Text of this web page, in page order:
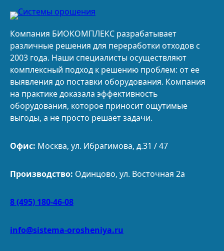
Компания БИОКОМПЛЕКС разрабатывает
различные решения для переработки отходов с
2003 года. Наши специалисты осуществляют
комплексный подход к решению проблем: от ее
выявления до поставки оборудования. Компания
на практике доказала эффективность
оборудования, которое приносит ощутимые
выгоды, а не просто решает задачи.
Офис: Москва, ул. Ибрагимова, д.31 / 47
Производство: Одинцово, ул. Восточная 2а
8 (495) 180-46-08
info@sistema-orosheniya.ru